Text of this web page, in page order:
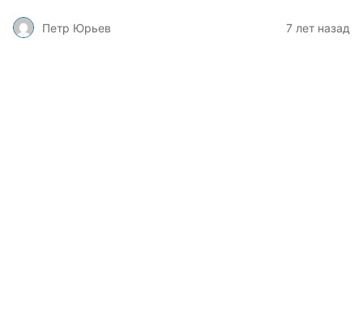
Петр Юрьев 7 лет назад